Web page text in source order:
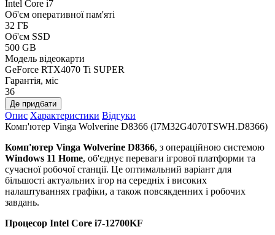
Intel Core i7
Об'єм оперативної пам'яті
32 ГБ
Об'єм SSD
500 GB
Модель відеокарти
GeForce RTX4070 Ti SUPER
Гарантія, міс
36
Де придбати
Опис Характеристики Відгуки
Комп'ютер Vinga Wolverine D8366 (I7M32G4070TSWH.D8366)
Комп'ютер Vinga Wolverine D8366, з операційною системою
Windows 11 Home, об'єднує переваги ігрової платформи та
сучасної робочої станції. Це оптимальний варіант для
більшості актуальних ігор на середніх і високих
налаштуваннях графіки, а також повсякденних і робочих
завдань.
Процесор Intel Core i7-12700KF